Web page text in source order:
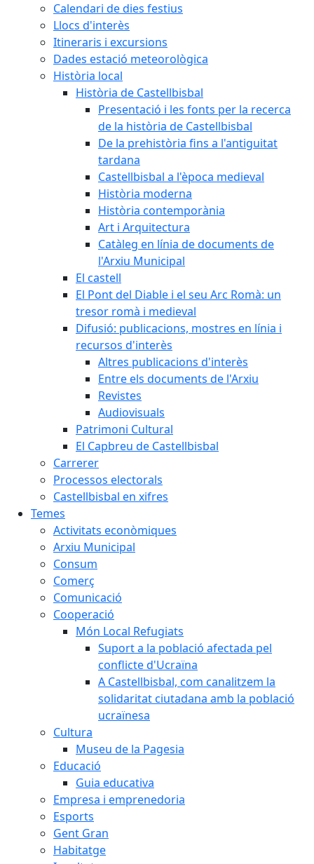
Calendari de dies festius
Llocs d'interès
Itineraris i excursions
Dades estació meteorològica
Història local
Història de Castellbisbal
Presentació i les fonts per la recerca
de la història de Castellbisbal
De la prehistòria fins a l'antiguitat
tardana
Castellbisbal a l'època medieval
Història moderna
Història contemporània
Art i Arquitectura
Catàleg en línia de documents de
l'Arxiu Municipal
El castell
El Pont del Diable i el seu Arc Romà: un
tresor romà i medieval
Difusió: publicacions, mostres en línia i
recursos d'interès
Altres publicacions d'interès
Entre els documents de l'Arxiu
Revistes
Audiovisuals
Patrimoni Cultural
El Capbreu de Castellbisbal
Carrerer
Processos electorals
Castellbisbal en xifres
Temes
Activitats econòmiques
Arxiu Municipal
Consum
Comerç
Comunicació
Cooperació
Món Local Refugiats
Suport a la població afectada pel
conflicte d'Ucraïna
A Castellbisbal, com canalitzem la
solidaritat ciutadana amb la població
ucraïnesa
Cultura
Museu de la Pagesia
Educació
Guia educativa
Empresa i emprenedoria
Esports
Gent Gran
Habitatge